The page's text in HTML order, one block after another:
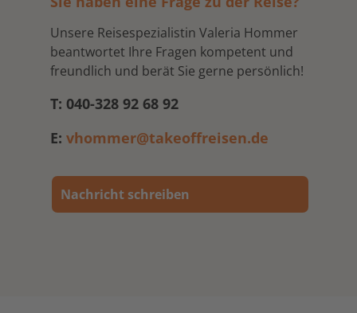
Unsere Reisespezialistin Valeria Hommer
beantwortet Ihre Fragen kompetent und
freundlich und berät Sie gerne persönlich!
T: 040-328 92 68 92
E: vhommer@takeoffreisen.de
Nachricht schreiben